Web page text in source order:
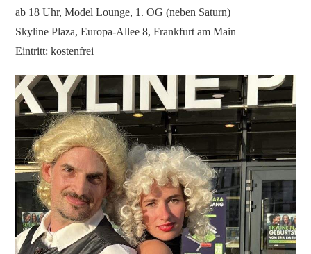
ab 18 Uhr, Model Lounge, 1. OG (neben Saturn)
Skyline Plaza, Europa-Allee 8, Frankfurt am Main
Eintritt: kostenfrei